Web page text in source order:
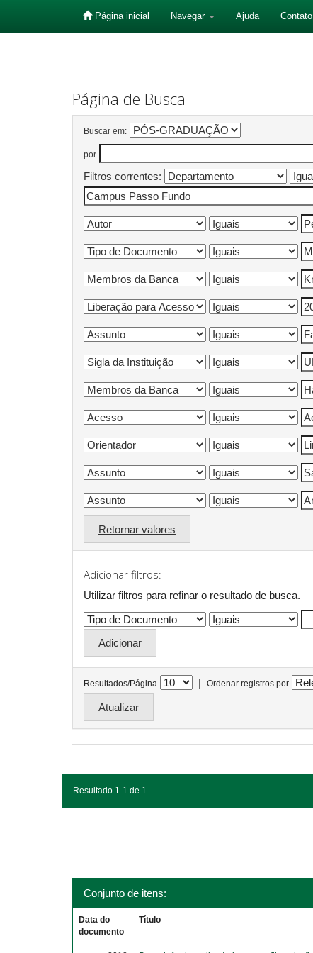
Página inicial Navegar Ajuda Contato
Página de Busca
Buscar em:
por
Filtros correntes:
Retornar valores
Adicionar filtros:
Utilizar filtros para refinar o resultado de busca.
Resultados/Página | Ordenar registros por
Resultado 1-1 de 1.
Conjunto de itens:
Data do
documento
Título